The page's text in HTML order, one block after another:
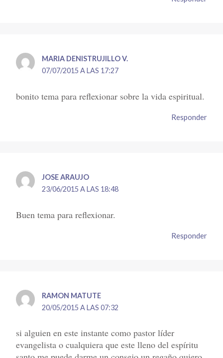
MARIA DENISTRUJILLO V.
07/07/2015 A LAS 17:27
bonito tema para reflexionar sobre la vida espiritual.
Responder
JOSE ARAUJO
23/06/2015 A LAS 18:48
Buen tema para reflexionar.
Responder
RAMON MATUTE
20/05/2015 A LAS 07:32
si alguien en este instante como pastor líder
evangelista o cualquiera que este lleno del espíritu